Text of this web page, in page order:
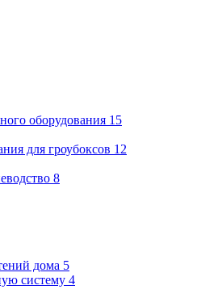
оборудования 15
для гроубоксов 12
8
дома 5
систему 4